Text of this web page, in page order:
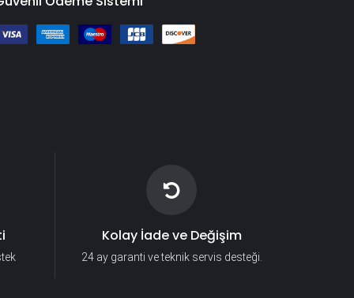
Kolay İade ve Değişim
24 ay garanti ve teknik servis desteği.